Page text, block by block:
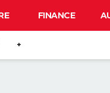
FINANCE
+